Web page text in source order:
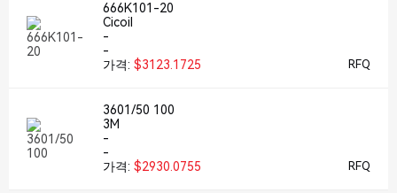
666K101-20
Cicoil
-
-
가격: $3123.1725 RFQ
3601/50 100
3M
-
-
가격: $2930.0755 RFQ